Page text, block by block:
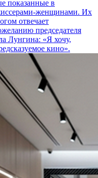
показанные в
женщинами. Их
отвечает
председателя
Лунгина: «Я хочу,
кино».